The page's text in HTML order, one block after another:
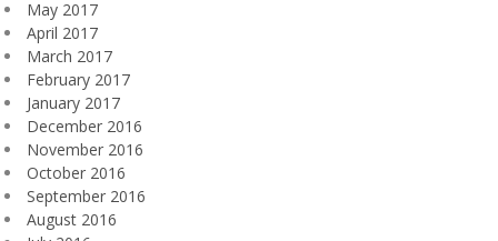
May 2017
April 2017
March 2017
February 2017
January 2017
December 2016
November 2016
October 2016
September 2016
August 2016